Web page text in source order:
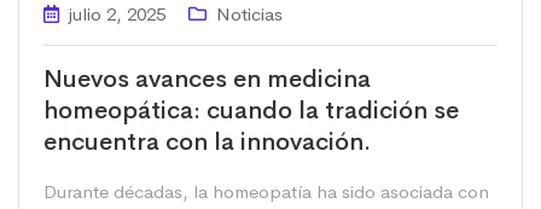
julio 2, 2025 Noticias
Nuevos avances en medicina
homeopática: cuando la tradición se
encuentra con la innovación.
Durante décadas, la homeopatía ha sido asociada con